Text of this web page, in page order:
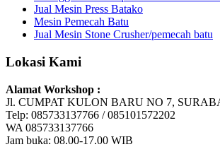
Jual Mesin Press Batako
Mesin Pemecah Batu
Jual Mesin Stone Crusher/pemecah batu
Lokasi Kami
Alamat Workshop :
Jl. CUMPAT KULON BARU NO 7,
Telp: 085733137766 / 085101572202
WA 085733137766
Jam buka: 08.00-17.00 WIB